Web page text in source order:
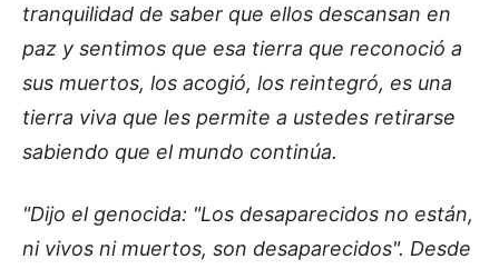
tranquilidad de saber que ellos descansan en
paz y sentimos que esa tierra que reconoció a
sus muertos, los acogió, los reintegró, es una
tierra viva que les permite a ustedes retirarse
sabiendo que el mundo continúa.
"Dijo el genocida: "Los desaparecidos no están,
ni vivos ni muertos, son desaparecidos". Desde